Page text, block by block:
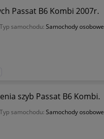
Passat B6 Kombi 2007r.
Typ samochodu: Samochody osobowe
szyb Passat B6 Kombi.
Typ samochodu: Samochody osobowe